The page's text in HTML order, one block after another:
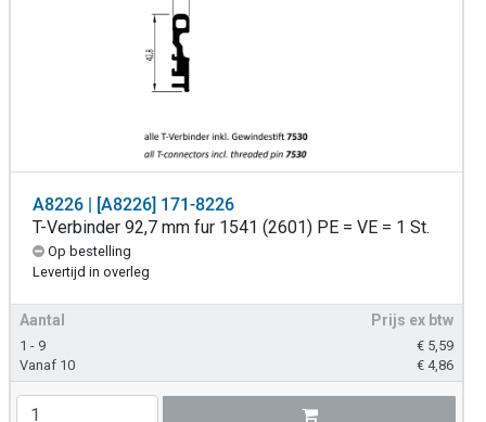
A8226 | [A8226] 171-8226
T-Verbinder 92,7 mm fur 1541 (2601) PE = VE = 1 St.
Op bestelling
Levertijd in overleg
Aantal Prijs ex btw
1 - 9 € 5,59
Vanaf 10
€ 4,86